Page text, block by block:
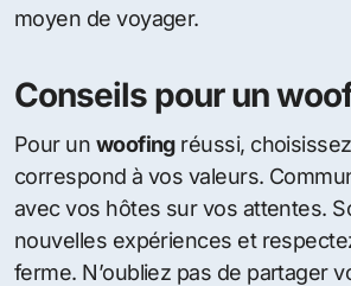
moyen de voyager.
Conseils pour un
Pour un woofingréussi,
correspond à vos valeurs.
avec vos hôtes sur vos attentes.
nouvelles expériences et
ferme. N’oubliez pas de partager